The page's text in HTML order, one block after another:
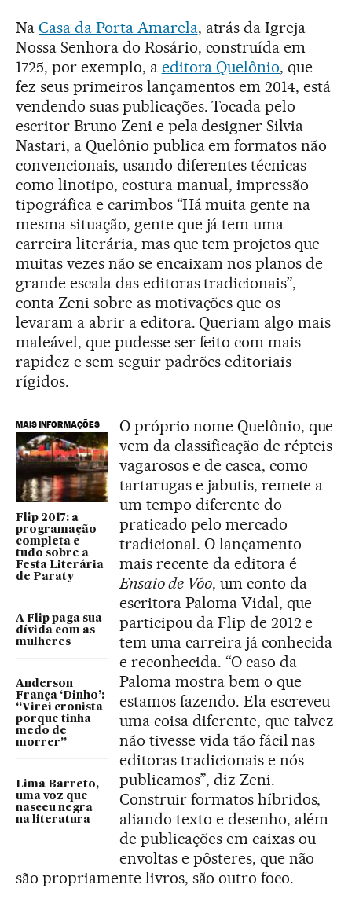
Na Casa da Porta Amarela, atrás da Igreja
Nossa Senhora do Rosário, construída em
1725, por exemplo, a editora Quelônio, que
fez seus primeiros lançamentos em 2014, está
vendendo suas publicações. Tocada pelo
escritor Bruno Zeni e pela designer Silvia
Nastari, a Quelônio publica em formatos não
convencionais, usando diferentes técnicas
como linotipo, costura manual, impressão
tipográfica e carimbos “Há muita gente na
mesma situação, gente que já tem uma
carreira literária, mas que tem projetos que
muitas vezes não se encaixam nos planos de
grande escala das editoras tradicionais”,
conta Zeni sobre as motivações que os
levaram a abrir a editora. Queriam algo mais
maleável, que pudesse ser feito com mais
rapidez e sem seguir padrões editoriais
rígidos.
MAIS INFORMAÇÕES
Flip 2017: a
programação
completa e
tudo sobre a
Festa Literária
de Paraty
A Flip paga sua
dívida com as
mulheres
Anderson
França ‘Dinho’:
“Virei cronista
porque tinha
medo de
morrer”
Lima Barreto,
uma voz que
nasceu negra
na literatura
O próprio nome Quelônio, que
vem da classificação de répteis
vagarosos e de casca, como
tartarugas e jabutis, remete a
um tempo diferente do
praticado pelo mercado
tradicional. O lançamento
mais recente da editora é
Ensaio de Vôo, um conto da
escritora Paloma Vidal, que
participou da Flip de 2012 e
tem uma carreira já conhecida
e reconhecida. “O caso da
Paloma mostra bem o que
estamos fazendo. Ela escreveu
uma coisa diferente, que talvez
não tivesse vida tão fácil nas
editoras tradicionais e nós
publicamos”, diz Zeni.
Construir formatos híbridos,
aliando texto e desenho, além
de publicações em caixas ou
envoltas e pôsteres, que não
são propriamente livros, são outro foco.